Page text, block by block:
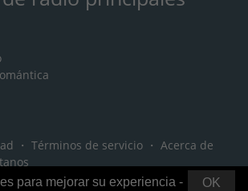
・ Términos de servicio ・ Acerca de
OK
para mejorar su experiencia -